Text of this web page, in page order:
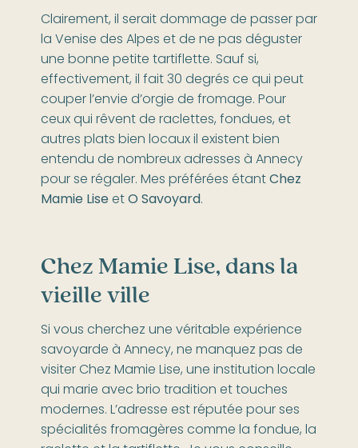
Clairement, il serait dommage de passer par
la Venise des Alpes et de ne pas déguster
une bonne petite tartiflette. Sauf si,
effectivement, il fait 30 degrés ce qui peut
couper l’envie d’orgie de fromage. Pour
ceux qui rêvent de raclettes, fondues, et
autres plats bien locaux il existent bien
entendu de nombreux adresses à Annecy
pour se régaler. Mes préférées étantChez
Mamie LiseetO Savoyard.
Chez Mamie Lise, dans la
vieille ville
Si vous cherchez une véritable expérience
savoyarde à Annecy, ne manquez pas de
visiter Chez Mamie Lise, une institution locale
qui marie avec brio tradition et touches
modernes. L’adresse est réputée pour ses
spécialités fromagères comme la fondue, la